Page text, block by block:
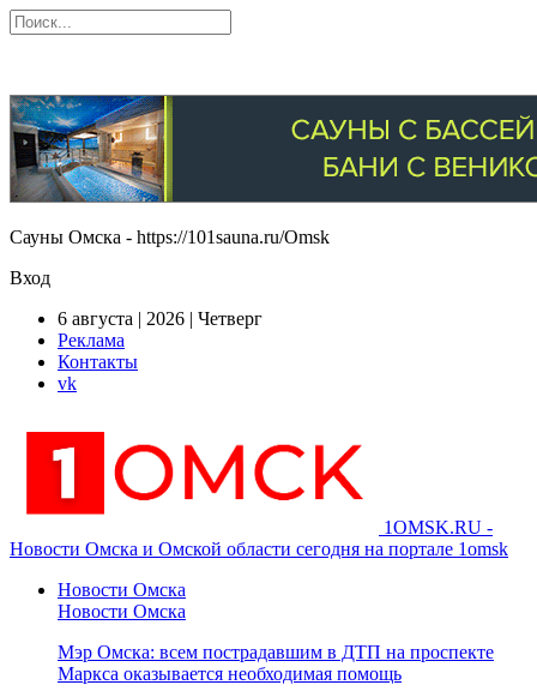
Сауны Омска - https://101sauna.ru/Omsk
Вход
6 августа | 2026 | Четверг
Реклама
Контакты
vk
1OMSK.RU -
Новости Омска и Омской области сегодня на портале 1omsk
Новости Омска
Новости Омска
Мэр Омска: всем пострадавшим в ДТП на проспекте
Маркса оказывается необходимая помощь